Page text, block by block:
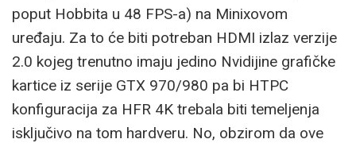
poput Hobbita u 48 FPS-a) na Minixovom
uređaju. Za to će biti potreban HDMI izlaz verzije
2.0 kojeg trenutno imaju jedino Nvidijine grafičke
kartice iz serije GTX 970/980 pa bi HTPC
konfiguracija za HFR 4K trebala biti temeljenja
isključivo na tom hardveru. No, obzirom da ove